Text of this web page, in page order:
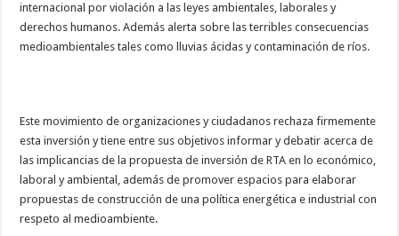
internacional por violación a las leyes ambientales, laborales y
derechos humanos. Además alerta sobre las terribles consecuencias
medioambientales tales como lluvias ácidas y contaminación de ríos.
Este movimiento de organizaciones y ciudadanos rechaza firmemente
esta inversión y tiene entre sus objetivos informar y debatir acerca de
las implicancias de la propuesta de inversión de RTA en lo económico,
laboral y ambiental, además de promover espacios para elaborar
propuestas de construcción de una política energética e industrial con
respeto al medioambiente.